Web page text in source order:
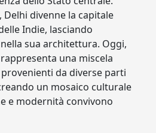
Delhi divenne la capitale
Indie, lasciando
sua architettura. Oggi,
una miscela
da diverse parti
un mosaico culturale
e modernità convivono